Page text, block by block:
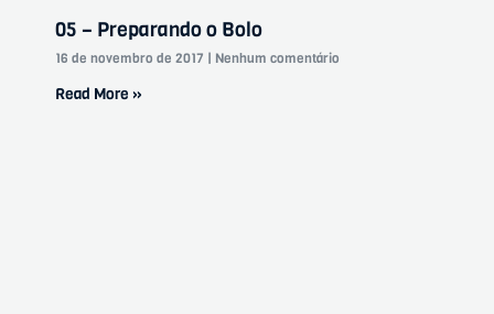
05 – Preparando o Bolo
16 de novembro de 2017 Nenhum comentário
Read More »